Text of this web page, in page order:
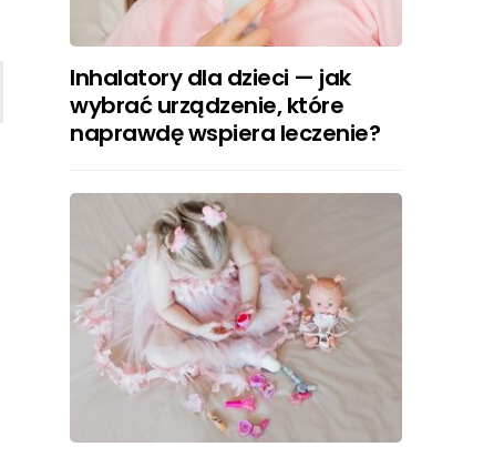
Inhalatory dla dzieci — jak
wybrać urządzenie, które
naprawdę wspiera leczenie?